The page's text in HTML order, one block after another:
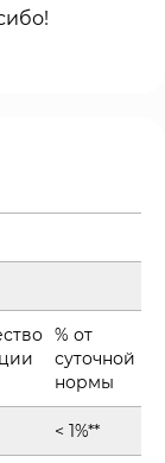
% от
суточной
нормы
< 1%**